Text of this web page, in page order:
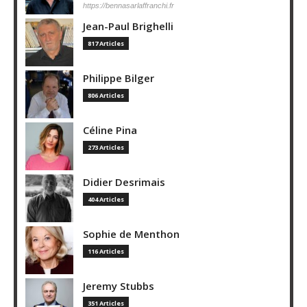
https://bennasarlaffranchi.fr
Jean-Paul Brighelli
817 Articles
Philippe Bilger
806 Articles
Céline Pina
273 Articles
Didier Desrimais
404 Articles
Sophie de Menthon
116 Articles
Jeremy Stubbs
351 Articles